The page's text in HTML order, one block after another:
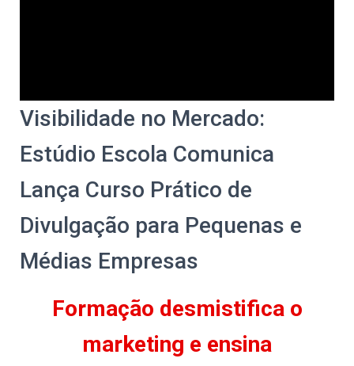
Visibilidade no Mercado:
Estúdio Escola Comunica
Lança Curso Prático de
Divulgação para Pequenas e
Médias Empresas
Formação desmistifica o
marketing e ensina